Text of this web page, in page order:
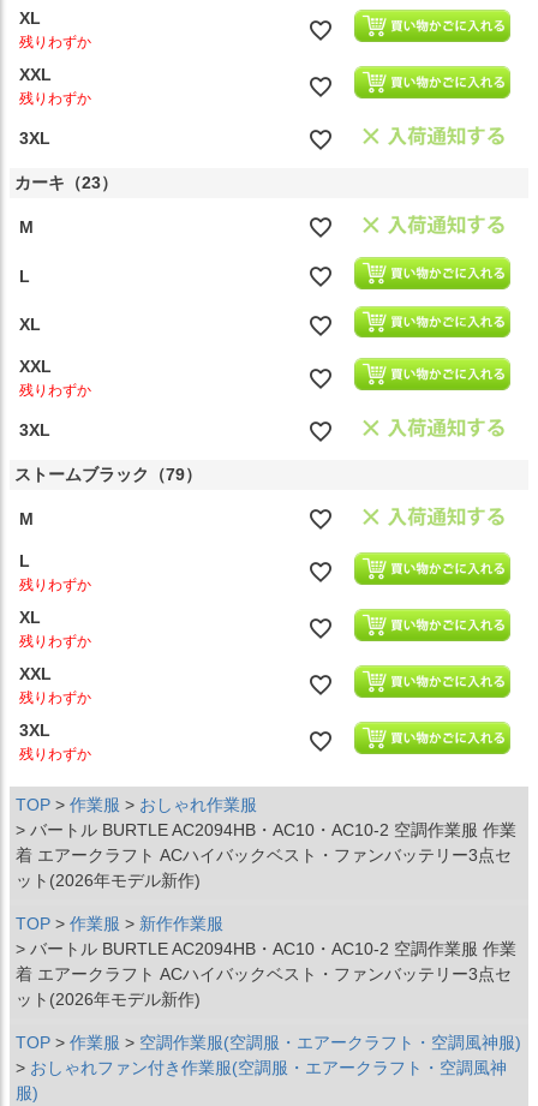
XL
残りわずか
XXL
残りわずか
3XL
カーキ（23）
M
L
XL
XXL
残りわずか
3XL
ストームブラック（79）
M
L
残りわずか
XL
残りわずか
XXL
残りわずか
3XL
残りわずか
TOP 作業服
おしゃれ作業服
バートル BURTLE AC2094HB・AC10・AC10-2 空調作業服 作業
着 エアークラフト ACハイバックベスト・ファンバッテリー3点セ
ット(2026年モデル新作)
TOP 作業服
新作作業服
バートル BURTLE AC2094HB・AC10・AC10-2 空調作業服 作業
着 エアークラフト ACハイバックベスト・ファンバッテリー3点セ
ット(2026年モデル新作)
TOP 作業服
空調作業服(空調服・エアークラフト・空調風神服)
おしゃれファン付き作業服(空調服・エアークラフト・空調風神
服)